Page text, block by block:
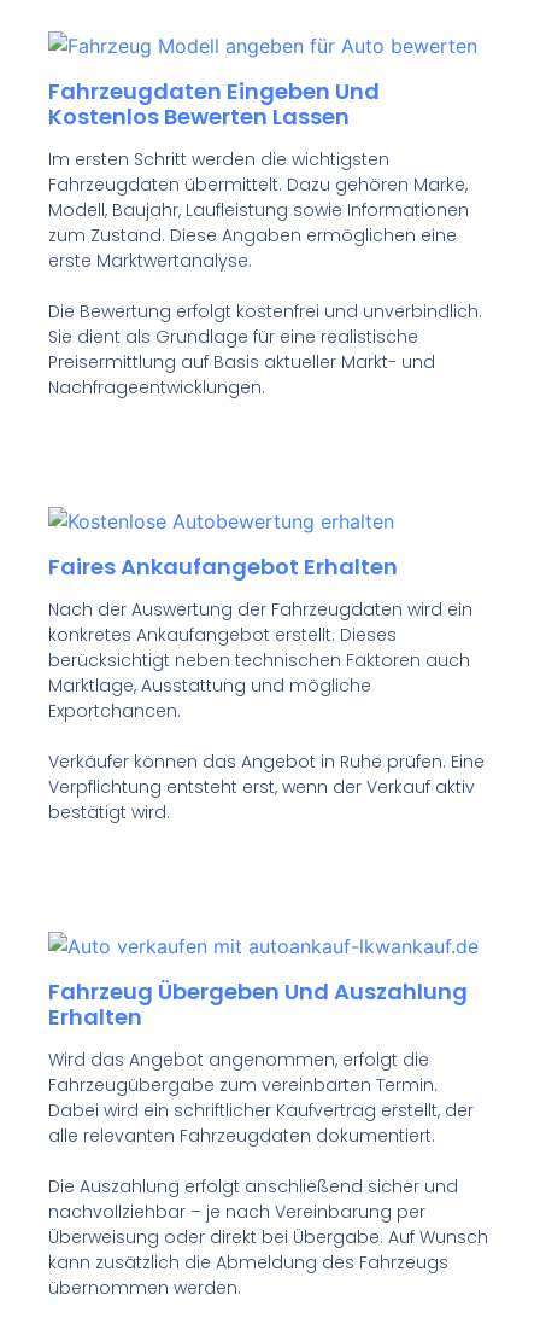
Fahrzeugdaten Eingeben Und
Kostenlos Bewerten Lassen
Im ersten Schritt werden die wichtigsten
Fahrzeugdaten übermittelt. Dazu gehören Marke,
Modell, Baujahr, Laufleistung sowie Informationen
zum Zustand. Diese Angaben ermöglichen eine
erste Marktwertanalyse.
Die Bewertung erfolgt kostenfrei und unverbindlich.
Sie dient als Grundlage für eine realistische
Preisermittlung auf Basis aktueller Markt- und
Nachfrageentwicklungen.
Faires Ankaufangebot Erhalten
Nach der Auswertung der Fahrzeugdaten wird ein
konkretes Ankaufangebot erstellt. Dieses
berücksichtigt neben technischen Faktoren auch
Marktlage, Ausstattung und mögliche
Exportchancen.
Verkäufer können das Angebot in Ruhe prüfen. Eine
Verpflichtung entsteht erst, wenn der Verkauf aktiv
bestätigt wird.
Fahrzeug Übergeben Und Auszahlung
Erhalten
Wird das Angebot angenommen, erfolgt die
Fahrzeugübergabe zum vereinbarten Termin.
Dabei wird ein schriftlicher Kaufvertrag erstellt, der
alle relevanten Fahrzeugdaten dokumentiert.
Die Auszahlung erfolgt anschließend sicher und
nachvollziehbar – je nach Vereinbarung per
Überweisung oder direkt bei Übergabe. Auf Wunsch
kann zusätzlich die Abmeldung des Fahrzeugs
übernommen werden.